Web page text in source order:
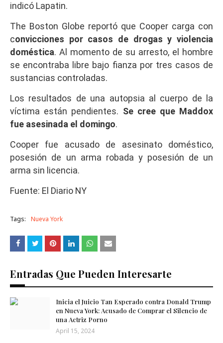
indicó Lapatin.
The Boston Globe reportó que Cooper carga con
convicciones por casos de drogas y violencia
doméstica. Al momento de su arresto, el hombre
se encontraba libre bajo fianza por tres casos de
sustancias controladas.
Los resultados de una autopsia al cuerpo de la
víctima están pendientes. Se cree que Maddox
fue asesinada el domingo.
Cooper fue acusado de asesinato doméstico,
posesión de un arma robada y posesión de un
arma sin licencia.
Fuente: El Diario NY
Tags: Nueva York
Entradas Que Pueden Interesarte
Inicia el Juicio Tan Esperado contra Donald Trump
en Nueva York: Acusado de Comprar el Silencio de
una Actriz Porno
April 15, 2024